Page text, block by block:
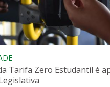
Tarifa Zero Estudantil é